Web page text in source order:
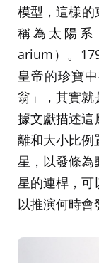
模型，這樣
稱為太陽系
arium）。
皇帝的珍寶
翁」，其實就
據文獻描述這
離和大小比例
星，以發條
星的連桿，
以推演何時會